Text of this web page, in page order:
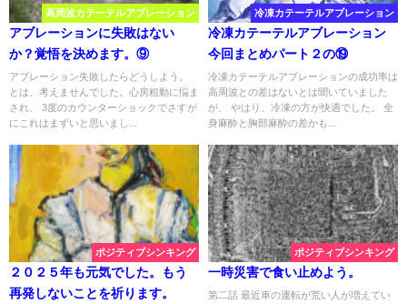
高周波カテーテルアブレーション
アブレーションに失敗はない
か？覚悟を決めます。⑨
アブレーション失敗したらどうしよう。
とは、考えませんでした。心房粗動に悩ま
され、 3度のカウンターショックでさすが
にこれはまずいと思いまし...
冷凍カテーテルアブレーション
冷凍カテーテルアブレーション
今回まとめパート２の⑲
冷凍カテーテルアブレーションの成功率は
高周波との差はないとは聞いていました
が、 やはり、冷凍の方が快適でした。 全
身麻酔と胸部麻酔の差かも...
ポジティブシンキング
２０２５年も元気でした。もう
再発しないことを祈ります。
ポジティブシンキング
一時災害で食い止めよう。
第二話 最近車の運転が荒い人が増えてい